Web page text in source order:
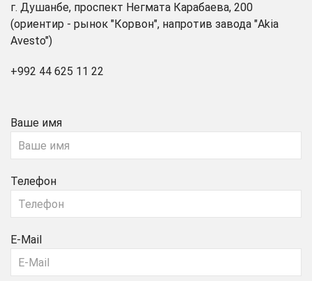
г. Душанбе, проспект Негмата Карабаева, 200
(ориентир - рынок "Корвон", напротив завода "Akia
Avesto")
+992 44 625 11 22
Ваше имя
Телефон
E-Mail